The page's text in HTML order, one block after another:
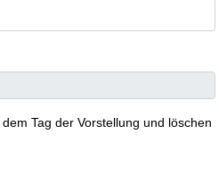
Tag der Vorstellung und löschen